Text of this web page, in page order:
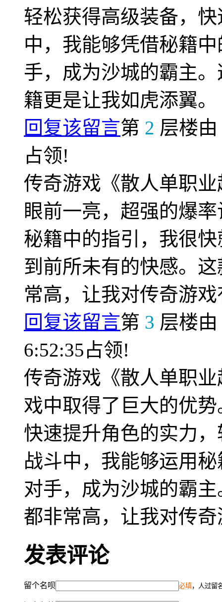
轻松获得高级装备，
中，我能够凭借秘籍
手，成为沙城的霸主
籍更是让我如虎添翼。
回复该留言第 2 层楼由
占领!
传奇游戏《散人单职
眼前一亮，超强的爆
秘籍中的指引，我很
到前所未有的快感。
常高，让我对传奇游
回复该留言第 3 层楼由
6:52:35占领!
传奇游戏《散人单职
戏中取得了巨大的优
快速提升角色的实力
战斗中，我能够运用
对手，成为沙城的霸
都非常高，让我对传
发表评论
留个名呗 必填，人过留